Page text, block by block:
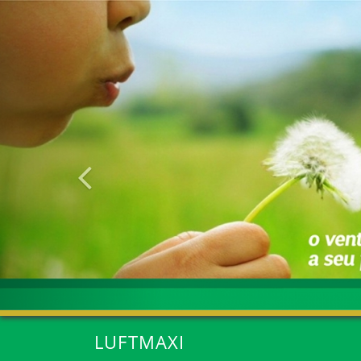
Anterior
LUFTMAXI